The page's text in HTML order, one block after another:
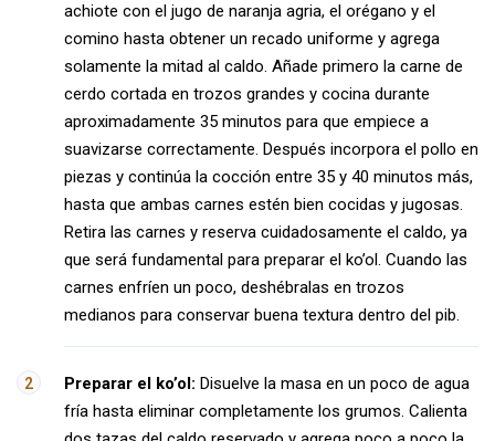
achiote con el jugo de naranja agria, el orégano y el
comino hasta obtener un recado uniforme y agrega
solamente la mitad al caldo. Añade primero la carne de
cerdo cortada en trozos grandes y cocina durante
aproximadamente 35 minutos para que empiece a
suavizarse correctamente. Después incorpora el pollo en
piezas y continúa la cocción entre 35 y 40 minutos más,
hasta que ambas carnes estén bien cocidas y jugosas.
Retira las carnes y reserva cuidadosamente el caldo, ya
que será fundamental para preparar el ko’ol. Cuando las
carnes enfríen un poco, deshébralas en trozos
medianos para conservar buena textura dentro del pib.
Preparar el ko’ol: Disuelve la masa en un poco de agua
fría hasta eliminar completamente los grumos. Calienta